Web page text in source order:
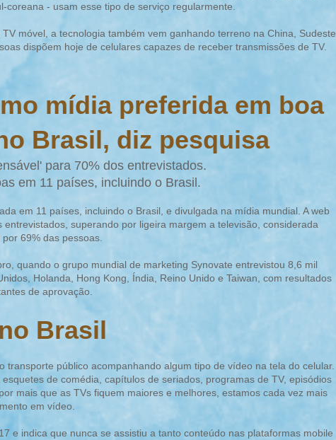
- usam esse tipo de serviço regularmente.
móvel, a tecnologia também vem ganhando terreno na China, Sudeste
dispõem hoje de celulares capazes de receber transmissões de TV.
mídia preferida em boa
Brasil, diz pesquisa
para 70% dos entrevistados.
em 11 países, incluindo o Brasil.
em 11 países, incluindo o Brasil, e divulgada na mídia mundial. A web
superando por ligeira margem a televisão, considerada
69% das pessoas.
quando o grupo mundial de marketing Synovate entrevistou 8,6 mil
Holanda, Hong Kong, Índia, Reino Unido e Taiwan, com resultados
de aprovação.
Brasil
público acompanhando algum tipo de vídeo na tela do celular.
de comédia, capítulos de seriados, programas de TV, episódios
mais que as TVs fiquem maiores e melhores, estamos cada vez mais
curtir o nosso entretenimento em vídeo.
e indica que nunca se assistiu a tanto conteúdo nas plataformas mobile